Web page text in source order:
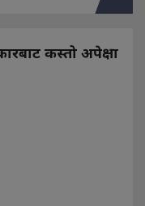
कस्तो अपेक्षा